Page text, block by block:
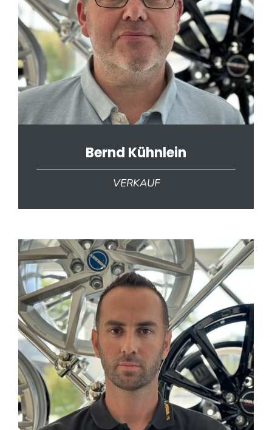
Bernd Kühnlein
VERKAUF